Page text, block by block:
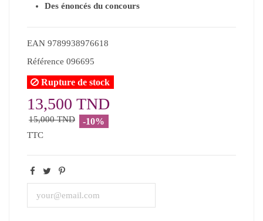
Des énoncés du concours
EAN 9789938976618
Référence 096695
Rupture de stock
13,500 TND
15,000 TND -10%
TTC